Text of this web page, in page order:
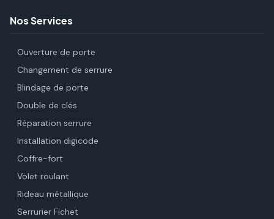
Nos Services
Ouverture de porte
Changement de serrure
Blindage de porte
Double de clés
Réparation serrure
Installation digicode
Coffre-fort
Volet roulant
Rideau métallique
Serrurier Fichet